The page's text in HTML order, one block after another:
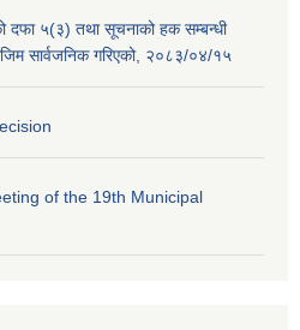
दफा ५(३) तथा सूचनाको हक सम्बन्धी
सार्वजनिक गरिएको, २०८३/०४/१५
of the 19th Municipal